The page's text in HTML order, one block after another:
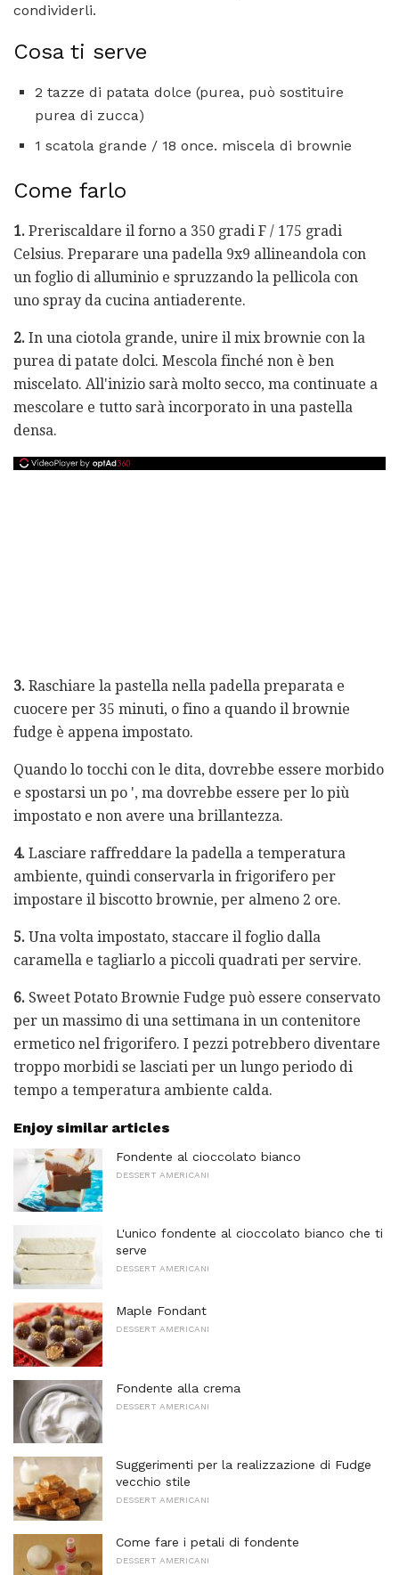
condividerli.
Cosa ti serve
2 tazze di patata dolce (purea, può sostituire
purea di zucca)
1 scatola grande / 18 once. miscela di brownie
Come farlo
1. Preriscaldare il forno a 350 gradi F / 175 gradi
Celsius. Preparare una padella 9x9 allineandola con
un foglio di alluminio e spruzzando la pellicola con
uno spray da cucina antiaderente.
2. In una ciotola grande, unire il mix brownie con la
purea di patate dolci. Mescola finché non è ben
miscelato. All'inizio sarà molto secco, ma continuate a
mescolare e tutto sarà incorporato in una pastella
densa.
3. Raschiare la pastella nella padella preparata e
cuocere per 35 minuti, o fino a quando il brownie
fudge è appena impostato.
Quando lo tocchi con le dita, dovrebbe essere morbido
e spostarsi un po ', ma dovrebbe essere per lo più
impostato e non avere una brillantezza.
4. Lasciare raffreddare la padella a temperatura
ambiente, quindi conservarla in frigorifero per
impostare il biscotto brownie, per almeno 2 ore.
5. Una volta impostato, staccare il foglio dalla
caramella e tagliarlo a piccoli quadrati per servire.
6. Sweet Potato Brownie Fudge può essere conservato
per un massimo di una settimana in un contenitore
ermetico nel frigorifero. I pezzi potrebbero diventare
troppo morbidi se lasciati per un lungo periodo di
tempo a temperatura ambiente calda.
Enjoy similar articles
Fondente al cioccolato bianco
DESSERT AMERICANI
L'unico fondente al cioccolato bianco che ti
serve
DESSERT AMERICANI
Maple Fondant
DESSERT AMERICANI
Fondente alla crema
DESSERT AMERICANI
Suggerimenti per la realizzazione di Fudge
vecchio stile
DESSERT AMERICANI
Come fare i petali di fondente
DESSERT AMERICANI